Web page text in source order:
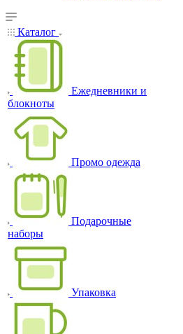
Каталог
Ежедневники и
блокноты
Промо одежда
Подарочные
наборы
Упаковка